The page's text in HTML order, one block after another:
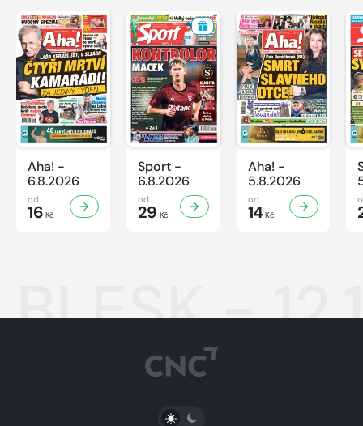
Aha! -
6.8.2026
od
16 Kč
Sport -
6.8.2026
od
29 Kč
Aha! -
5.8.2026
od
14Kč
BLESK -
PŘEPNOUT SVĚTLÝ/TMAVÝ REŽIM